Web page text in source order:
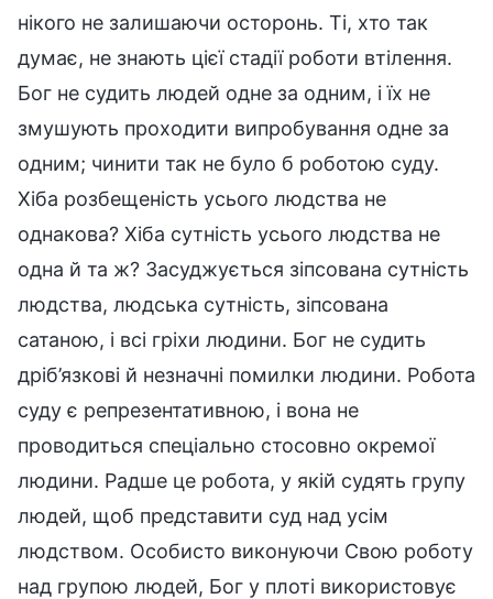
нікого не залишаючи осторонь. Ті, хто так
думає, не знають цієї стадії роботи втілення.
Бог не судить людей одне за одним, і їх не
змушують проходити випробування одне за
одним; чинити так не було б роботою суду.
Хіба розбещеність усього людства не
однакова? Хіба сутність усього людства не
одна й та ж? Засуджується зіпсована сутність
людства, людська сутність, зіпсована
сатаною, і всі гріхи людини. Бог не судить
дріб’язкові й незначні помилки людини. Робота
суду є репрезентативною, і вона не
проводиться спеціально стосовно окремої
людини. Радше це робота, у якій судять групу
людей, щоб представити суд над усім
людством. Особисто виконуючи Свою роботу
над групою людей, Бог у плоті використовує